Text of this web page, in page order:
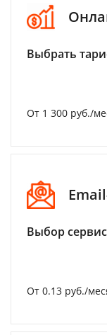
Выбрать
От 1 300 руб./
Выбор
От 0.13 руб./